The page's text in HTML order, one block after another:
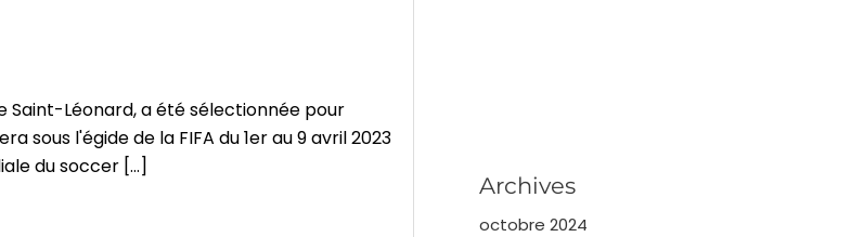
Saint-Léonard, a été sélectionnée pour
sous l'égide de la FIFA du 1er au 9 avril 2023
du soccer [...]
Archives
octobre 2024